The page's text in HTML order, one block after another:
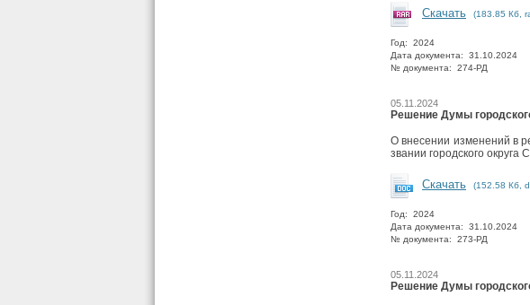
Скачать (183.85 Кб,
Год: 2024
Дата документа: 31.10.2024
№ документа: 274-РД
05.11.2024
Решение Думы
О внесении изменений в
звании городского округа
Скачать (152.58 Кб,
Год: 2024
Дата документа: 31.10.2024
№ документа: 273-РД
05.11.2024
Решение Думы